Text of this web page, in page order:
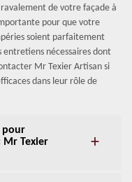
de votre façade à
pour que votre
soient parfaitement
entretiens nécessaires dont
Mr Texier Artisan si
dans leur rôle de
pour
Mr Texier